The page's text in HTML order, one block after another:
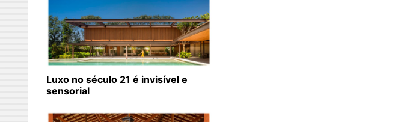
Luxo no século 21 é invisível e
sensorial